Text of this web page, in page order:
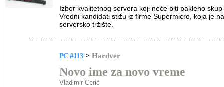
Izbor kvalitetnog servera koji neće biti pakleno
Vredni kandidati stižu iz firme Supermicro, koja je
serversko tržište.
PC #113 > Hardver
Novo ime za novo vreme
Vladimir Cerić